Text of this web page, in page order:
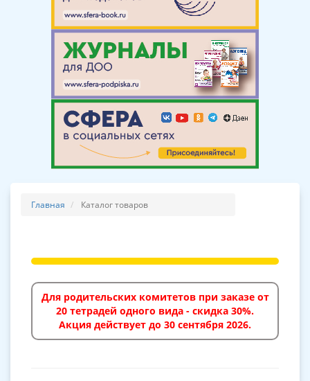
Главная Каталог товаров
Для родительских комитетов при заказе от
20 тетрадей одного вида - скидка 30%.
Акция действует до 30 сентября 2026.